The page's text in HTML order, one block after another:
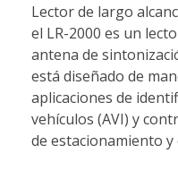
Lector de largo
el LR-2000 es un
antena de
está diseñado de
aplicaciones de
vehículos (AVI) y
de estacionamiento